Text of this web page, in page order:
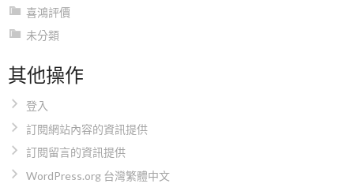
喜鴻評價
未分類
其他操作
登入
訂閱網站內容的資訊提供
訂閱留言的資訊提供
WordPress.org 台灣繁體中文